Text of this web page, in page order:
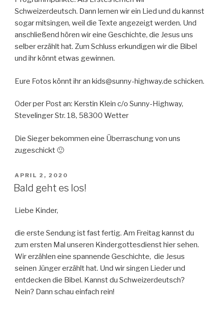
Schweizerdeutsch. Dann lernen wir ein Lied und du kannst
sogar mitsingen, weil die Texte angezeigt werden. Und
anschließend hören wir eine Geschichte, die Jesus uns
selber erzählt hat. Zum Schluss erkundigen wir die Bibel
und ihr könnt etwas gewinnen.
Eure Fotos könnt ihr an kids@sunny-highway.de schicken.
Oder per Post an: Kerstin Klein c/o Sunny-Highway,
Stevelinger Str. 18, 58300 Wetter
Die Sieger bekommen eine Überraschung von uns
zugeschickt 🙂
VERÖFFENTLICHT
AM
APRIL 2, 2020
Bald geht es los!
Liebe Kinder,
die erste Sendung ist fast fertig. Am Freitag kannst du
zum ersten Mal unseren Kindergottesdienst hier sehen.
Wir erzählen eine spannende Geschichte, die Jesus
seinen Jünger erzählt hat. Und wir singen Lieder und
entdecken die Bibel. Kannst du Schweizerdeutsch?
Nein? Dann schau einfach rein!